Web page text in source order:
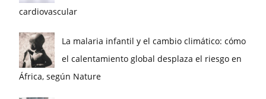
cardiovascular
La malaria infantil y el cambio climático: cómo
el calentamiento global desplaza el riesgo en
África, según Nature